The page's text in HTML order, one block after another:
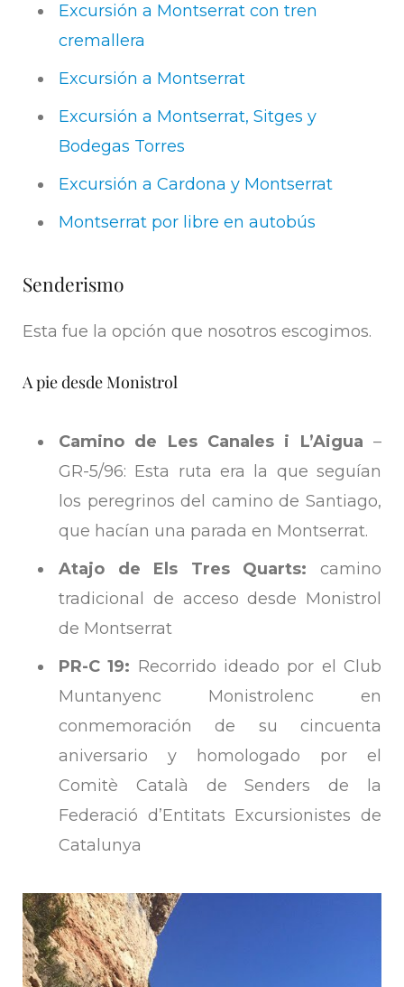
Excursión a Montserrat con tren
cremallera
Excursión a Montserrat
Excursión a Montserrat, Sitges y
Bodegas Torres
Excursión a Cardona y Montserrat
Montserrat por libre en autobús
Senderismo
Esta fue la opción que nosotros escogimos.
A pie desde Monistrol
Camino de Les Canales i L’Aigua –
GR-5/96: Esta ruta era la que seguían
los peregrinos del camino de Santiago,
que hacían una parada en Montserrat.
Atajo de Els Tres Quarts: camino
tradicional de acceso desde Monistrol
de Montserrat
PR-C 19: Recorrido ideado por el Club
Muntanyenc Monistrolenc en
conmemoración de su cincuenta
aniversario y homologado por el
Comitè Català de Senders de la
Federació d’Entitats Excursionistes de
Catalunya